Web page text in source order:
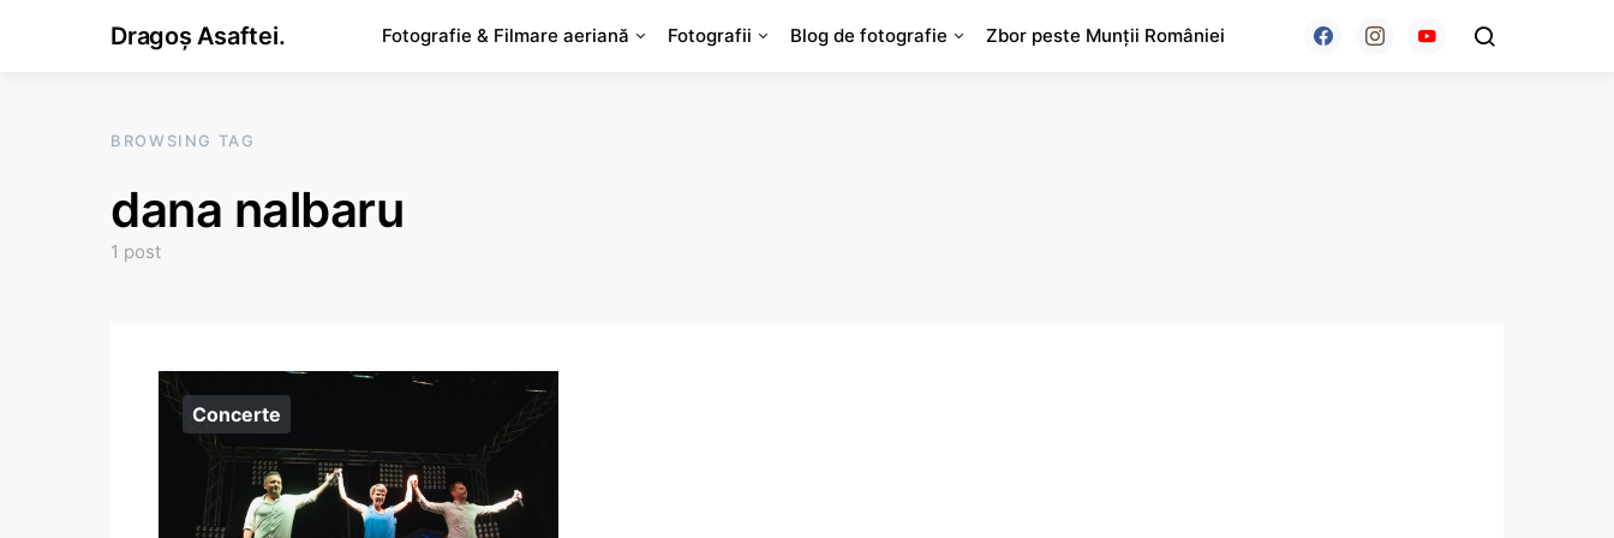
Dragoș Asaftei. Fotografie & Filmare aeriană Fotografii Blog de fotografie Zbor peste Munții României
BROWSING TAG
dana nalbaru
1 post
Concerte